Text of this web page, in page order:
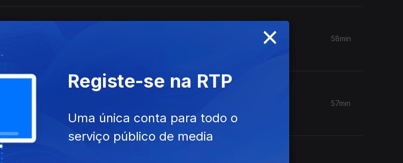
pelos cartazes do Parque da Cidade.
58min
57min
×
Registe-se na RTP
Uma única conta para todo o
serviço público de media